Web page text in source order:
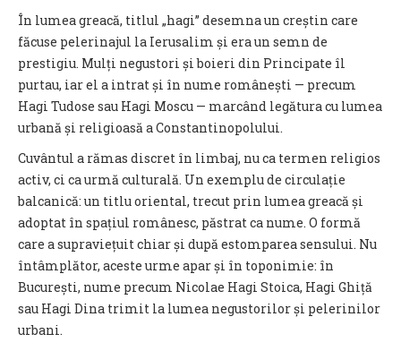
În lumea greacă, titlul „hagi” desemna un creștin care
făcuse pelerinajul la Ierusalim și era un semn de
prestigiu. Mulți negustori și boieri din Principate îl
purtau, iar el a intrat și în nume românești — precum
Hagi Tudose sau Hagi Moscu — marcând legătura cu lumea
urbană și religioasă a Constantinopolului.
Cuvântul a rămas discret în limbaj, nu ca termen religios
activ, ci ca urmă culturală. Un exemplu de circulație
balcanică: un titlu oriental, trecut prin lumea greacă și
adoptat în spațiul românesc, păstrat ca nume. O formă
care a supraviețuit chiar și după estomparea sensului. Nu
întâmplător, aceste urme apar și în toponimie: în
București, nume precum Nicolae Hagi Stoica, Hagi Ghiță
sau Hagi Dina trimit la lumea negustorilor și pelerinilor
urbani.